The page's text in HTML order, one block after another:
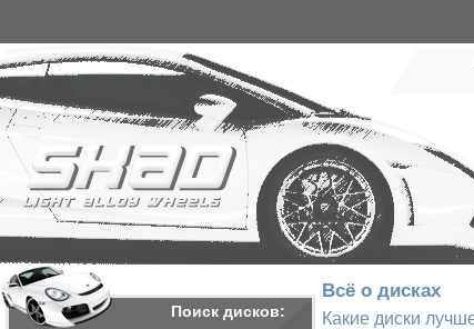
Поиск дисков:
Всё о дисках
Какие диски